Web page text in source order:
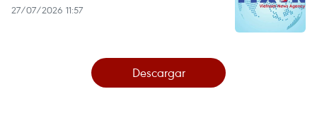
27/07/2026 11:57
Descargar